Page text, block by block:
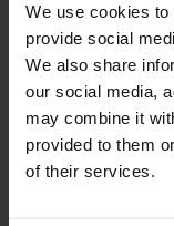
We use cookies
provide social
We also share
our social media,
may combine it
provided to them
of their services.
aktivitet og
ikke
Forfatter
Forfatter: